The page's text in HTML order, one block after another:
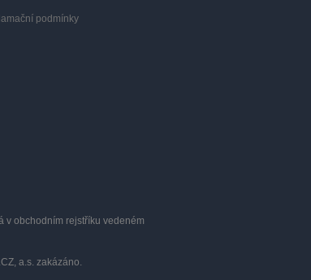
podmínky
v obchodním rejstříku vedeném
a.s. zakázáno.